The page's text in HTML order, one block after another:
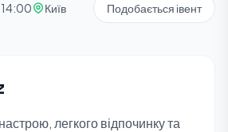
14:00 Київ Подобається івент
легкого відпочинку та